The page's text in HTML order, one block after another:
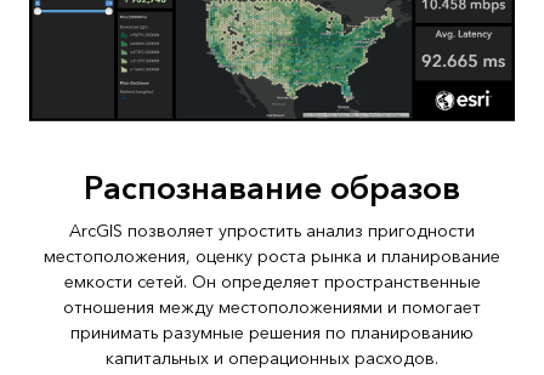
Распознавание образов
ArcGIS позволяет упростить анализ пригодности
местоположения, оценку роста рынка и планирование
емкости сетей. Он определяет пространственные
отношения между местоположениями и помогает
принимать разумные решения по планированию
капитальных и операционных расходов.